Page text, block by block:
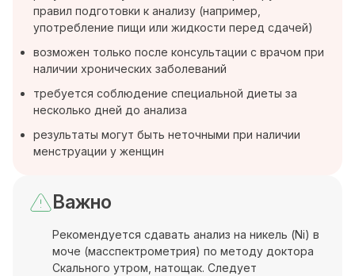
правил подготовки к анализу (например,
употребление пищи или жидкости перед сдачей)
возможен только после консультации с врачом при
наличии хронических заболеваний
требуется соблюдение специальной диеты за
несколько дней до анализа
результаты могут быть неточными при наличии
менструации у женщин
Важно
Рекомендуется сдавать анализ на никель (Ni) в
моче (масспектрометрия) по методу доктора
Скального утром, натощак. Следует